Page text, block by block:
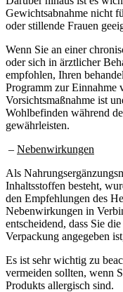
Gewichtsabnahme nicht
oder stillende Frauen
Wenn Sie an einer
oder sich in ärztlicher
empfohlen, Ihren
Programm zur Einnahme
Vorsichtsmaßnahme ist
Wohlbefinden während
gewährleisten.
– Nebenwirkungen
Als
Inhaltsstoffen besteht,
den Empfehlungen des
Nebenwirkungen in
entscheidend, dass Sie
Verpackung angegeben
Es ist sehr wichtig zu
vermeiden sollten, wenn
Produkts allergisch sind.